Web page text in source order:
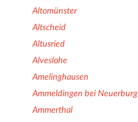
Altomünster
Altscheid
Altusried
Alveslohe
Amelinghausen
Ammeldingen bei Neuerburg
Ammerthal